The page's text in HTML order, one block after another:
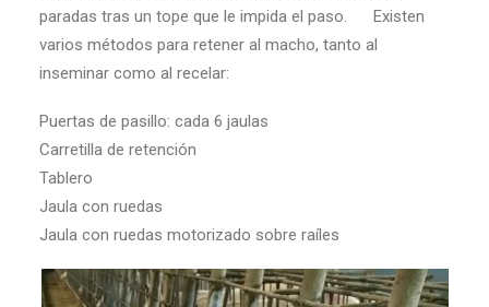
paradas tras un tope que le impida el paso. Existen
varios métodos para retener al macho, tanto al
inseminar como al recelar:
Puertas de pasillo: cada 6 jaulas
Carretilla de retención
Tablero
Jaula con ruedas
Jaula con ruedas motorizado sobre raíles